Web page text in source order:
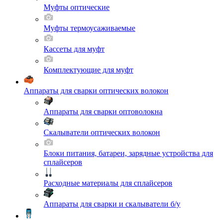
Муфты оптические
Муфты термоусаживаемые
Кассеты для муфт
Комплектующие для муфт
Аппараты для сварки оптических волокон
Аппараты для сварки оптоволокна
Скалыватели оптических волокон
Блоки питания, батареи, зарядные устройства для
сплайсеров
Расходные материалы для сплайсеров
Аппараты для сварки и скалыватели б/у